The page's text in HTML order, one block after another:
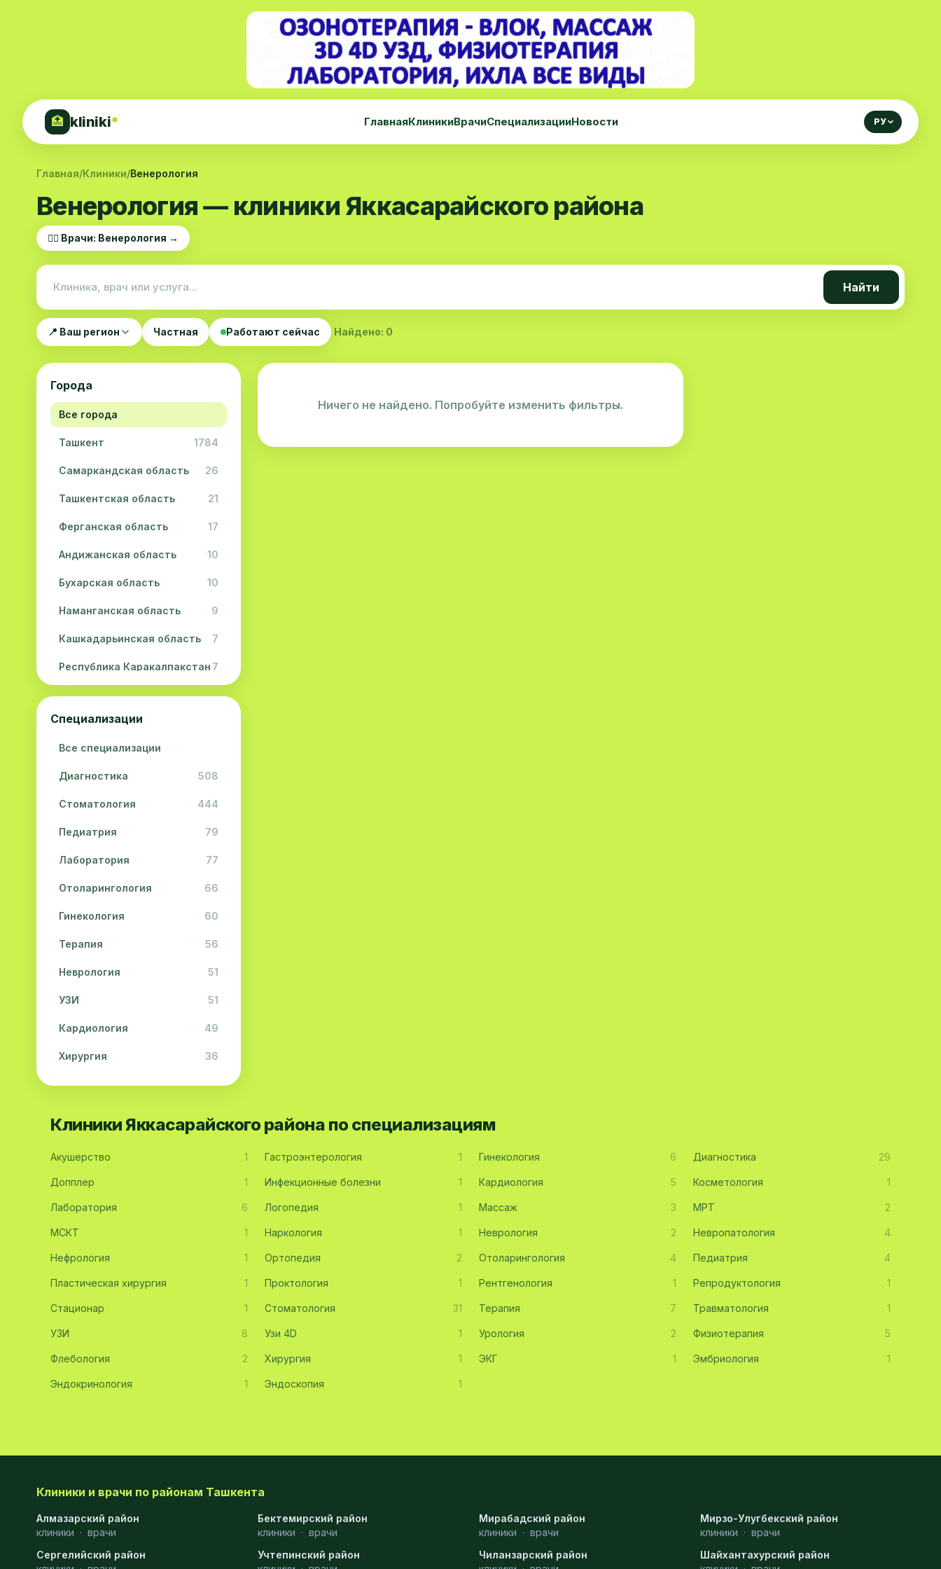
🏥 kliniki* ГлавнаяКлиникиВрачиСпециализацииНовости РУ
Главная/Клиники/Венерология
Венерология — клиники Яккасарайского района
👨‍⚕️ Врачи: Венерология →
Найти
📍 Ваш регион Частная Работают сейчас Найдено: 0
Города
Все города
Ташкент 1784
Самаркандская область 26
Ташкентская область 21
Ферганская область 17
Андижанская область 10
Бухарская область 10
Наманганская область 9
Кашкадарьинская область 7
Республика Каракалпакстан 7
Навоийская область 5
Джизакская область
Сурхандарьинская область
Сырдарьинская область 2
Хорезмская область 2
Специализации
Все специализации
Диагностика 508
Стоматология 444
Педиатрия 79
Лаборатория 77
Отоларингология 66
Гинекология 60
Терапия 56
Неврология 51
УЗИ 51
Кардиология 49
Хирургия 36
Физиотерапия 31
Невропатология
Эмбриология
Акушерство
Ортопедия
Массаж
Репродуктология
Аллергология
Психология
Ничего не найдено. Попробуйте изменить фильтры.
Клиники Яккасарайского района по специализациям
Акушерство 1 Гастроэнтерология 1 Гинекология 6 Диагностика 29
Допплер 1 Инфекционные болезни 1 Кардиология 5 Косметология 1
Лаборатория 6 Логопедия 1 Массаж 3 МРТ 2
МСКТ 1 Наркология 1 Неврология 2 Невропатология 4
Нефрология 1 Ортопедия 2 Отоларингология 4 Педиатрия 4
Пластическая хирургия 1 Проктология 1 Рентгенология 1 Репродуктология 1
Стационар 1 Стоматология 31 Терапия 7 Травматология 1
УЗИ 8 Узи 4D 1 Урология 2 Физиотерапия 5
Флебология 2 Хирургия 1 ЭКГ 1 Эмбриология 1
Эндокринология 1 Эндоскопия 1
Клиники и врачи по районам Ташкента
Алмазарский район
клиники · врачи
Бектемирский район
клиники · врачи
Мирабадский район
клиники · врачи
Мирзо-Улугбекский район
клиники · врачи
Сергелийский район
Учтепинский район
Чиланзарский район
Шайхантахурский район